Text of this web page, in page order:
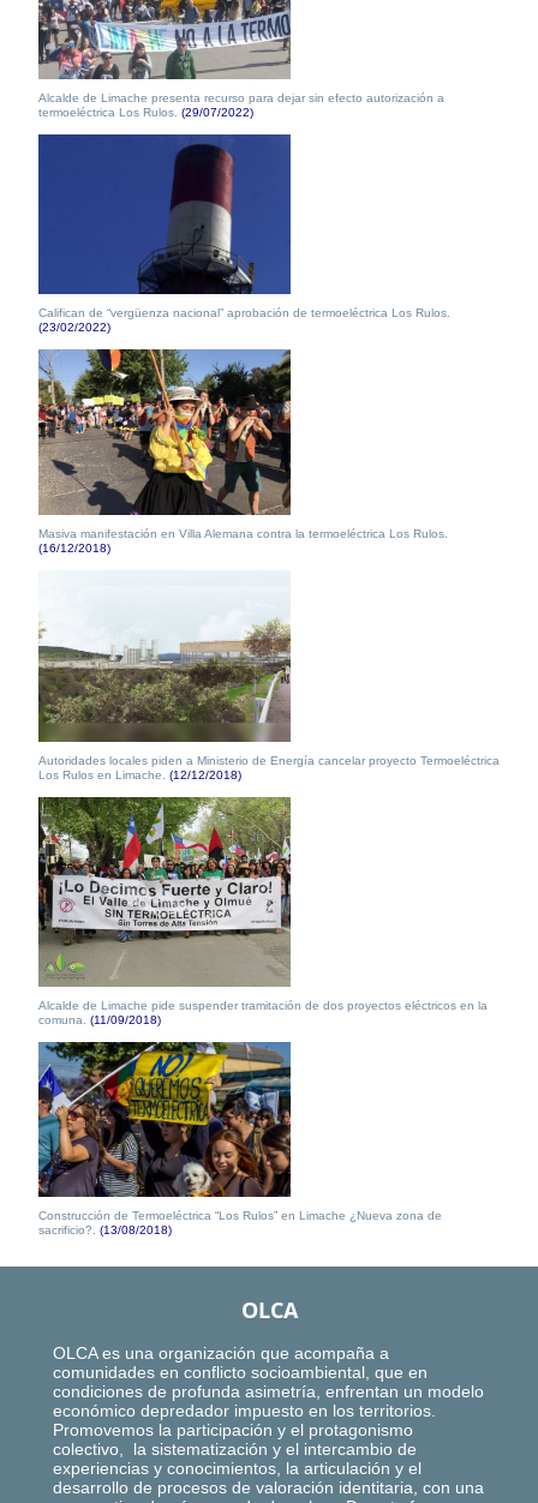
Alcalde de Limache presenta recurso para dejar sin efecto autorización a
termoeléctrica Los Rulos. (29/07/2022)
Califican de “vergüenza nacional” aprobación de termoeléctrica Los Rulos.
(23/02/2022)
Masiva manifestación en Villa Alemana contra la termoeléctrica Los Rulos.
(16/12/2018)
Autoridades locales piden a Ministerio de Energía cancelar proyecto Termoeléctrica
Los Rulos en Limache. (12/12/2018)
Alcalde de Limache pide suspender tramitación de dos proyectos eléctricos en la
comuna. (11/09/2018)
Construcción de Termoeléctrica “Los Rulos” en Limache ¿Nueva zona de
sacrificio?. (13/08/2018)
OLCA
OLCA es una organización que acompaña a
comunidades en conflicto socioambiental, que en
condiciones de profunda asimetría, enfrentan un modelo
económico depredador impuesto en los territorios.
Promovemos la participación y el protagonismo
colectivo, la sistematización y el intercambio de
experiencias y conocimientos, la articulación y el
desarrollo de procesos de valoración identitaria, con una